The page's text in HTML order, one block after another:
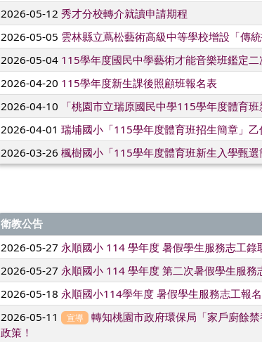
2026-05-12秀才分校轉介就讀申請期程
2026-05-05 雲林縣立蔦松藝術高級中等學校增設「傳
2026-05-04 115學年度國民中學藝術才能音樂班鑑定
2026-04-20 115學年度新生課後照顧班報名表
2026-04-10
「桃園市立瑞原國民中學115學年度體育
2026-04-01瑞埔國小「115學年度體育班招生簡章」乙
2026-03-26楓樹國小「115學年度體育班新生入學甄
衛教公告
2026-05-27 永順國小 114 學年度 暑假學生服務志工錄
2026-05-27 永順國小 114 學年度 第二次暑假學生服務
2026-05-18 永順國小114學年度 暑假學生服務志工報
2026-05-11 宣導
轉知桃園市政府環保局「家戶廚餘
政策！